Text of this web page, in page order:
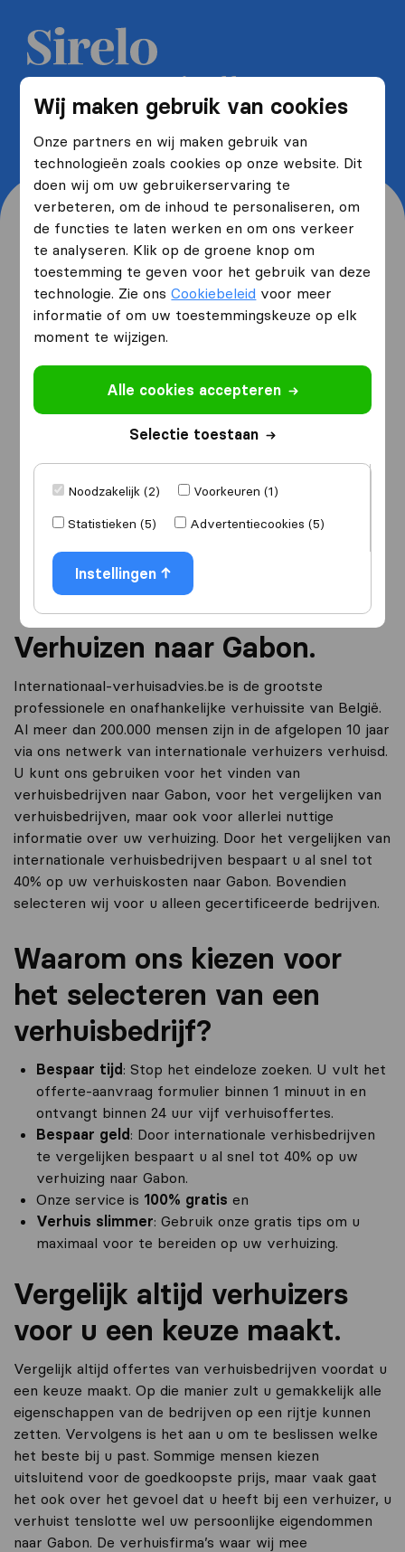
Wij maken gebruik van cookies
Onze partners en wij maken gebruik van
technologieën zoals cookies op onze website. Dit
doen wij om uw gebruikerservaring te
verbeteren, om de inhoud te personaliseren, om
de functies te laten werken en om ons verkeer
te analyseren. Klik op de groene knop om
toestemming te geven voor het gebruik van deze
technologie. Zie onsCookiebeleid voor meer
informatie of om uw toestemmingskeuze op elk
moment te wijzigen.
Alle cookies accepteren
Selectie toestaan
Noodzakelijk (2)
Voorkeuren (1)
Statistieken (5)
Advertentiecookies (5)
Instellingen
Ontvang 5 gratis offertes van
verhuisfirma's en bespaar tot wel
40%
Waar woont u nu en waar
verhuist u naartoe?
Ik ga verhuizenvan
Ik ga verhuizennaar
Ga verder
Verhuizen naar Gabon.
Internationaal-verhuisadvies.be is de grootste
professionele en onafhankelijke verhuissite van België.
Al meer dan 200.000 mensen zijn in de afgelopen 10 jaar
via ons netwerk van internationale verhuizers verhuisd.
U kunt ons gebruiken voor het vinden van
verhuisbedrijven naar Gabon, voor het vergelijken van
verhuisbedrijven, maar ook voor allerlei nuttige
informatie over uw verhuizing. Door het vergelijken van
internationale verhuisbedrijven bespaart u al snel tot
40% op uw verhuiskosten naar Gabon. Bovendien
selecteren wij voor u alleen gecertificeerde bedrijven.
Waarom ons kiezen voor
het selecteren van een
verhuisbedrijf?
Bespaar tijd : Stop het eindeloze zoeken. U vult het
offerte-aanvraag formulier binnen 1 minuut in en
ontvangt binnen 24 uur vijf verhuisoffertes.
Bespaar geld : Door internationale verhisbedrijven
te vergelijken bespaart u al snel tot 40% op uw
verhuizing naar Gabon.
Onze service is 100% gratis en
Verhuis slimmer: Gebruik onze gratis tips om u
maximaal voor te bereiden op uw verhuizing.
Vergelijk altijd verhuizers
voor u een keuze maakt.
Vergelijk altijd offertes van verhuisbedrijven voordat u
een keuze maakt. Op die manier zult u gemakkelijk alle
eigenschappen van de bedrijven op een rijtje kunnen
zetten. Vervolgens is het aan u om te beslissen welke
het beste bij u past. Sommige mensen kiezen
uitsluitend voor de goedkoopste prijs, maar vaak gaat
het ook over het gevoel dat u heeft bij een verhuizer, u
verhuist tenslotte wel uw persoonlijke eigendommen
naar Gabon. De verhuisfirma’s waar wij mee